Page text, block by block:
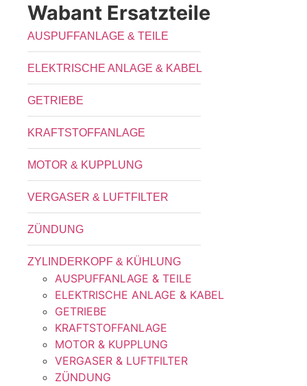
Wabant Ersatzteile
AUSPUFFANLAGE & TEILE
ELEKTRISCHE ANLAGE & KABEL
GETRIEBE
KRAFTSTOFFANLAGE
MOTOR & KUPPLUNG
VERGASER & LUFTFILTER
ZÜNDUNG
ZYLINDERKOPF & KÜHLUNG
AUSPUFFANLAGE & TEILE
ELEKTRISCHE ANLAGE & KABEL
GETRIEBE
KRAFTSTOFFANLAGE
MOTOR & KUPPLUNG
VERGASER & LUFTFILTER
ZÜNDUNG